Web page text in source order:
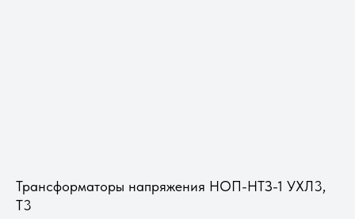
Трансформаторы напряжения НОП-НТЗ-1 УХЛ3,
Т3